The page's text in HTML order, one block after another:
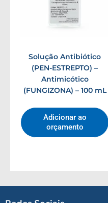
Solução Antibiótico
(PEN-ESTREPTO) –
Antimicótico
(FUNGIZONA) – 100 mL
Adicionar ao
orçamento